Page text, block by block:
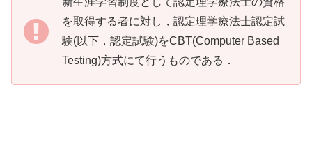
を取得する者に対し，認定理学療法士認定試
験(以下，認定試験)をCBT(Computer Based
Testing)方式にて行うものである．